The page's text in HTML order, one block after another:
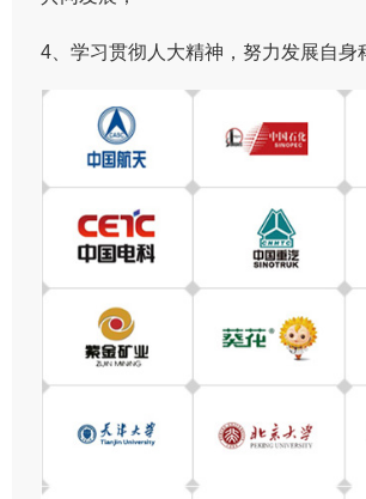
4、学习贯彻人大精神，努力发展自身